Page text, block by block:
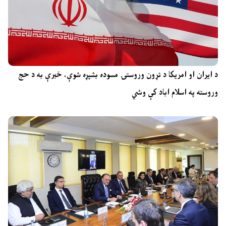
د ایران او امریکا د تړون وروستۍ مسوده بشپړه شوې، خبرې به د حج
وروسته په اسلام اباد کې وشي